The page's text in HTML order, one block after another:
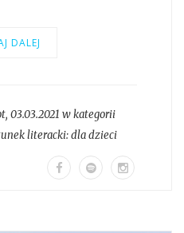
DALEJ
, 03.03.2021 w kategorii
literacki:dla dzieci